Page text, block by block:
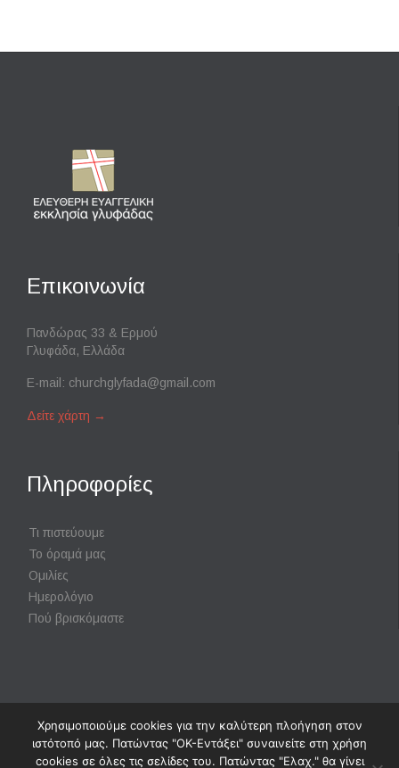
Επικοινωνία
Πανδώρας 33 & Ερμού
Γλυφάδα, Ελλάδα
E-mail: churchglyfada@gmail.com
Δείτε χάρτη →
Πληροφορίες
Τι πιστεύουμε
Το όραμά μας
Ομιλίες
Ημερολόγιο
Πού βρισκόμαστε
Powered byDigisol Ltd.|Χρήση Cookies
Χρησιμοποιούμε cookies για την καλύτερη πλοήγηση στον
ιστότοπό μας. Πατώντας "ΟΚ-Εντάξει" συναινείτε στη χρήση
cookies σε όλες τις σελίδες του. Πατώντας "Ελαχ." θα γίνει